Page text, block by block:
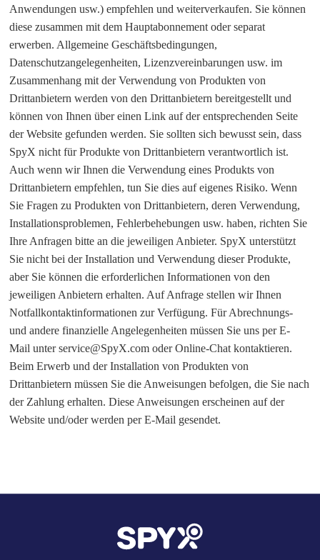
Anwendungen usw.) empfehlen und weiterverkaufen. Sie können
diese zusammen mit dem Hauptabonnement oder separat
erwerben. Allgemeine Geschäftsbedingungen,
Datenschutzangelegenheiten, Lizenzvereinbarungen usw. im
Zusammenhang mit der Verwendung von Produkten von
Drittanbietern werden von den Drittanbietern bereitgestellt und
können von Ihnen über einen Link auf der entsprechenden Seite
der Website gefunden werden. Sie sollten sich bewusst sein, dass
SpyX nicht für Produkte von Drittanbietern verantwortlich ist.
Auch wenn wir Ihnen die Verwendung eines Produkts von
Drittanbietern empfehlen, tun Sie dies auf eigenes Risiko. Wenn
Sie Fragen zu Produkten von Drittanbietern, deren Verwendung,
Installationsproblemen, Fehlerbehebungen usw. haben, richten Sie
Ihre Anfragen bitte an die jeweiligen Anbieter. SpyX unterstützt
Sie nicht bei der Installation und Verwendung dieser Produkte,
aber Sie können die erforderlichen Informationen von den
jeweiligen Anbietern erhalten. Auf Anfrage stellen wir Ihnen
Notfallkontaktinformationen zur Verfügung. Für Abrechnungs-
und andere finanzielle Angelegenheiten müssen Sie uns per E-
Mail unterservice@SpyX.com oder Online-Chat kontaktieren.
Beim Erwerb und der Installation von Produkten von
Drittanbietern müssen Sie die Anweisungen befolgen, die Sie nach
der Zahlung erhalten. Diese Anweisungen erscheinen auf der
Website und/oder werden per E-Mail gesendet.